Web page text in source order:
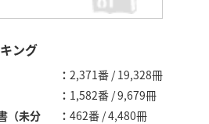
ング
2,371番 / 19,328冊
1,582番 / 9,679冊
（未分
462番 / 4,480冊